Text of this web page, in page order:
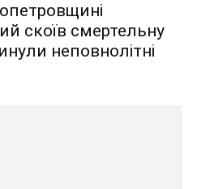
скоїв смертельну
неповнолітні